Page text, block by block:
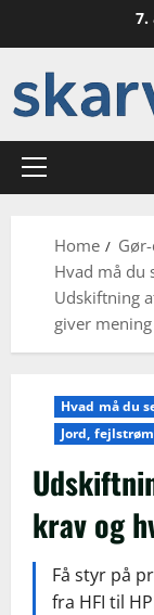
7.
Primary
Home
Hvad må du
Udskiftning
giver mening
Hvad må du
Jord,
krav og
Få styr på
fra HFI til